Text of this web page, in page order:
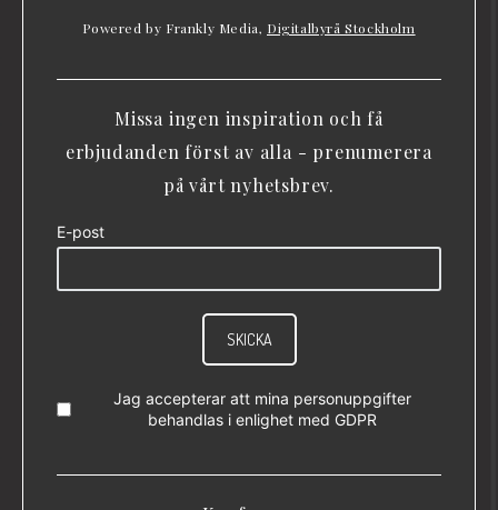
Powered by Frankly Media, Digitalbyrå Stockholm
Missa ingen inspiration och få
erbjudanden först av alla - prenumerera
på vårt nyhetsbrev.
E-post
SKICKA
Jag accepterar att mina personuppgifter
behandlas i enlighet med GDPR